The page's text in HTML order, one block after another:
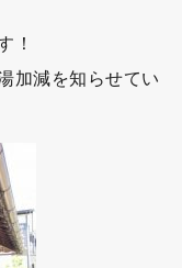
！
加減を知らせてい